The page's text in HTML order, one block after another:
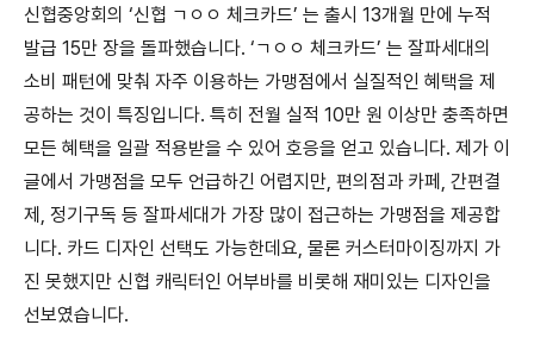
신협중앙회의 ‘신협 ㄱㅇㅇ 체크카드’ 는 출시 13개월 만에 누적
발급 15만 장을 돌파했습니다. ‘ㄱㅇㅇ 체크카드’ 는 잘파세대의
소비 패턴에 맞춰 자주 이용하는 가맹점에서 실질적인 혜택을 제
공하는 것이 특징입니다. 특히 전월 실적 10만 원 이상만 충족하면
모든 혜택을 일괄 적용받을 수 있어 호응을 얻고 있습니다. 제가 이
글에서 가맹점을 모두 언급하긴 어렵지만, 편의점과 카페, 간편결
제, 정기구독 등 잘파세대가 가장 많이 접근하는 가맹점을 제공합
니다. 카드 디자인 선택도 가능한데요, 물론 커스터마이징까지 가
진 못했지만 신협 캐릭터인 어부바를 비롯해 재미있는 디자인을
선보였습니다.